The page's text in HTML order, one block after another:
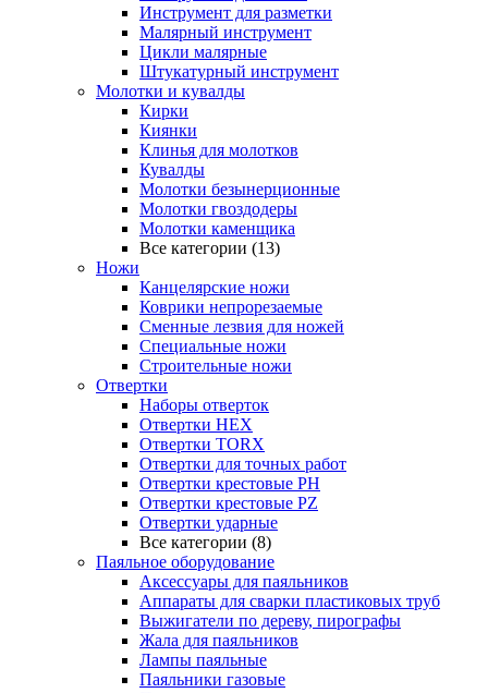
Инструмент для разметки
Малярный инструмент
Цикли малярные
Штукатурный инструмент
Молотки и кувалды
Кирки
Киянки
Клинья для молотков
Кувалды
Молотки безынерционные
Молотки гвоздодеры
Молотки каменщика
Все категории (13)
Ножи
Канцелярские ножи
Коврики непрорезаемые
Сменные лезвия для ножей
Специальные ножи
Строительные ножи
Отвертки
Наборы отверток
Отвертки HEX
Отвертки TORX
Отвертки для точных работ
Отвертки крестовые PH
Отвертки крестовые PZ
Отвертки ударные
Все категории (8)
Паяльное оборудование
Аксессуары для паяльников
Аппараты для сварки пластиковых труб
Выжигатели по дереву, пирографы
Жала для паяльников
Лампы паяльные
Паяльники газовые